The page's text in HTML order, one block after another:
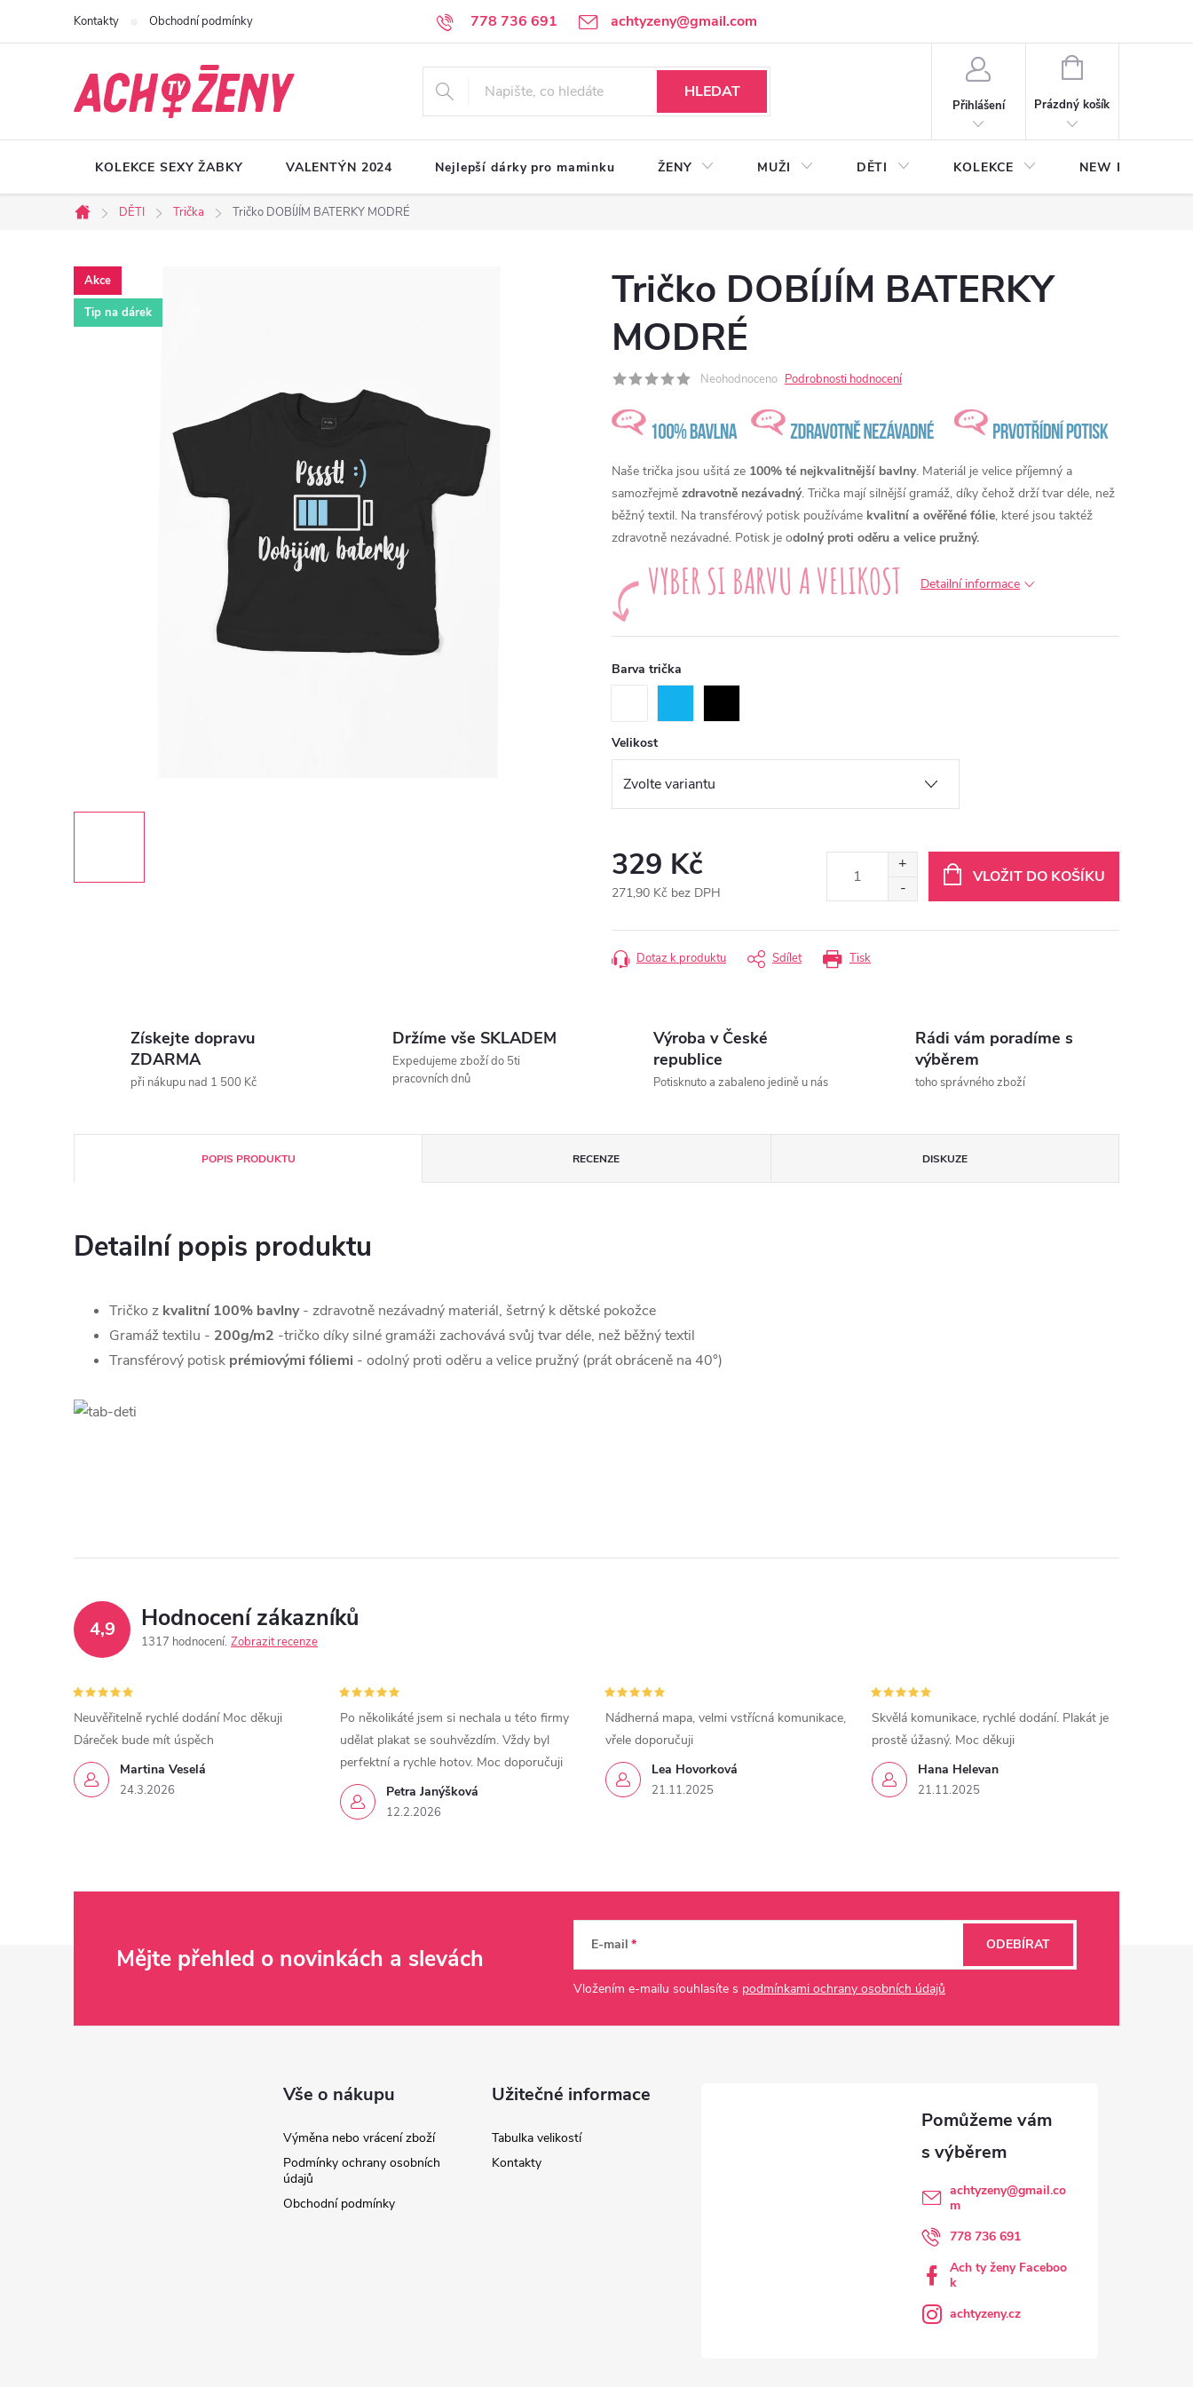
778 736 691 achtyzeny@gmail.com
Kontakty Obchodní podmínky
HLEDAT
Přihlášení
NÁKUPNÍ
Prázdný košík
KOLEKCE SEXY ŽABKY VALENTÝN 2024 Nejlepší dárky pro maminku ŽENY MUŽI DĚTI KOLEKCE NEW Plakáty s
Domů
DĚTI Trička Tričko DOBÍJÍM BATERKY MODRÉ
Akce
Tip na dárek
Tričko DOBÍJÍM BATERKY
MODRÉ
Neohodnoceno Podrobnosti hodnocení
Naše trička jsou ušitá ze 100% té nejkvalitnější bavlny. Materiál je velice příjemný a
samozřejmě zdravotně nezávadný. Trička mají silnější gramáž, díky čehož drží tvar déle, než
běžný textil. Na transférový potisk používáme kvalitní a ověřěné fólie, které jsou taktéž
zdravotně nezávadné. Potisk je odolný proti oděru a velice pružný.
Detailní informace
Barva trička
Velikost
329 Kč
271,90 Kč bez DPH
cena:
VLOŽIT DO KOŠÍKU
Tisk
Dotaz k produktu Sdílet
Získejte dopravu
ZDARMA
při nákupu nad 1 500 Kč
Držíme vše SKLADEM
Expedujeme zboží do 5ti
pracovních dnů
Výroba v České
republice
Potisknuto a zabaleno jedině u nás
Rádi vám poradíme s
výběrem
toho správného zboží
POPIS PRODUKTU RECENZE DISKUZE
Detailní popis produktu
Tričko z kvalitní 100% bavlny- zdravotně nezávadný materiál, šetrný k dětské pokožce
Gramáž textilu - 200g/m2 -tričko díky silné gramáži zachovává svůj tvar déle, než běžný textil
Transférový potisk prémiovými fóliemi - odolný proti oděru a velice pružný (prát obráceně na 40°)
4,9 Hodnocení zákazníků
1317 hodnocení Zobrazit recenze
Martina Veselá
24.3.2026
Neuvěřitelně rychlé dodání Moc děkuji
Dáreček bude mít úspěch
Petra Janýšková
12.2.2026
Po několikáté jsem si nechala u této firmy
udělat plakat se souhvězdím. Vždy byl
perfektní a rychle hotov. Moc doporučuji
Lea Hovorková
21.11.2025
Nádherná mapa, velmi vstřícná komunikace,
vřele doporučuji
Hana Helevan
21.11.2025
Skvělá komunikace, rychlé dodání. Plakát je
prostě úžasný. Moc děkuji
Mějte přehled o novinkách a slevách E-mail
Vložením e-mailu souhlasíte s podmínkami ochrany osobních údajů
ODEBÍRAT
Vše o nákupu
Výměna nebo vrácení zboží
Podmínky ochrany osobních
údajů
Obchodní podmínky
Užitečné informace
Tabulka velikostí
Kontakty
achtyzeny@gmail.co
m
778 736 691
Ach ty ženy Faceboo
k
achtyzeny.cz